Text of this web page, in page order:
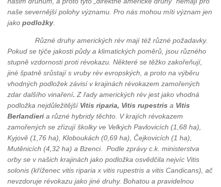
naše severnější polohy významu. Pro nás mohou míti význam jen
jako podložky
Různé druhy amerických rév mají též různé požadavky.
Pokud se týče jakosti půdy a klimatických poměrů, jsou různého
stupně vzdornosti proti révokazu. Některé se těžko zakořeňují,
jiné špatně srůstají s vruby rév evropských, a proto na výběru
vhodných podložek závisí v krajinách révokazem zamořených
zdar dalšího vinaření. Z řady amerických rév jest jako vhodná
podložka nejdůležitější Vitis riparia, Vitis rupestris a Vitis
Berlandieri a různé hybridy těchto. V krajích révokazem
zamořených se zřizují školky ve Velkých Pavlovicích (1,68 ha),
Kyjově (1,76 ha), Kloboukách (0,69 ha), Čejkovicích (1 ha),
Mutěnicích (4,32 ha) a Bzenci. Podle zprávy c.k. ministerstva
orby se v našich krajinách jako podložka osvědčila nejvíc Vitis
solonis (kříženec vitis riparia x vitis rupestris a vitis Candicans), ač
nevzdoruje révokazu jako jiné druhy. Bohatou a pravidelnou